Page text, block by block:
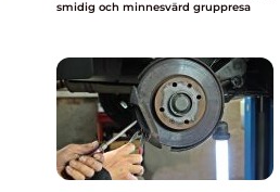
smidig och minnesvärd gruppresa